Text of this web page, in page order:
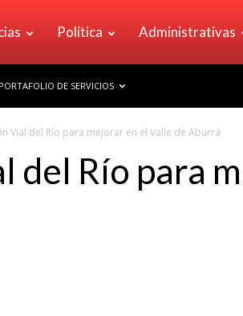
Política Administrativas
PORTAFOLIO DE SERVICIOS
Vial del Río para mejorar en el Valle de Aburrá
del Río para